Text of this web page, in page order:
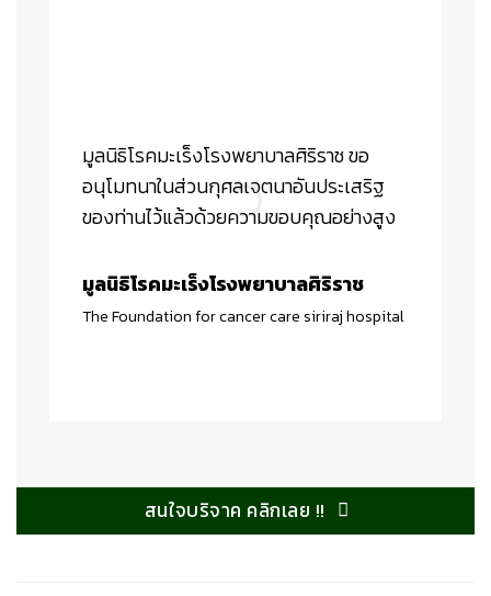
“
มูลนิธิโรคมะเร็งโรงพยาบาลศิริราช ขอ
อนุโมทนาในส่วนกุศลเจตนาอันประเสริฐ
ของท่านไว้แล้วด้วยความขอบคุณอย่างสูง
มูลนิธิโรคมะเร็งโรงพยาบาลศิริราช
The Foundation for cancer care siriraj hospital
สนใจบริจาค คลิกเลย !!